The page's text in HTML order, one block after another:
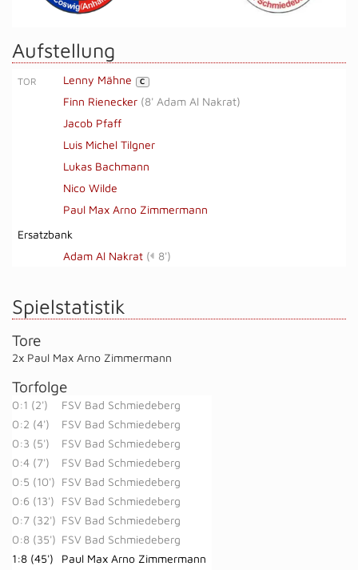
Aufstellung
TOR Lenny Mähne C
Finn Rienecker (8' Adam Al Nakrat)
Jacob Pfaff
Luis Michel Tilgner
Lukas Bachmann
Nico Wilde
Paul Max Arno Zimmermann
Ersatzbank
Adam Al Nakrat ( 8')
Spielstatistik
Tore
2x Paul Max Arno Zimmermann
Torfolge
0:1 (2')
FSV Bad Schmiedeberg
0:2 (4')
FSV Bad Schmiedeberg
0:3 (5')
FSV Bad Schmiedeberg
0:4 (7')
FSV Bad Schmiedeberg
0:5 (10') FSV Bad Schmiedeberg
0:6 (13')
FSV Bad Schmiedeberg
0:7 (32') FSV Bad Schmiedeberg
0:8 (35') FSV Bad Schmiedeberg
1:8 (45')
Paul Max Arno Zimmermann